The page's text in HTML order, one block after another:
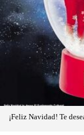
¡Feliz Navidad! Te